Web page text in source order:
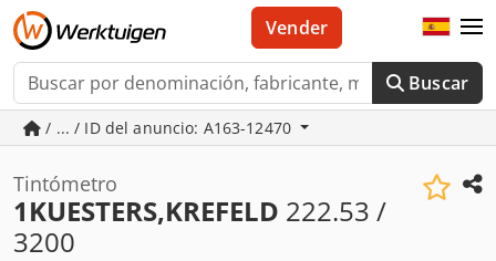
Buscar
Vender
/ ... / ID del anuncio: A163-12470
Tintómetro
1KUESTERS,KREFELD 222.53 /
3200